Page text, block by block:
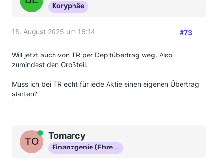
Koryphäe
18. August 2025 um 16:14 #73
Will jetzt auch von TR per Depitübertrag weg. Also
zumindest den Großteil.
Muss ich bei TR echt für jede Aktie einen eigenen Übertrag
starten?
OnlineTomarcy
Finanzgenie (Ehrenmitglied)